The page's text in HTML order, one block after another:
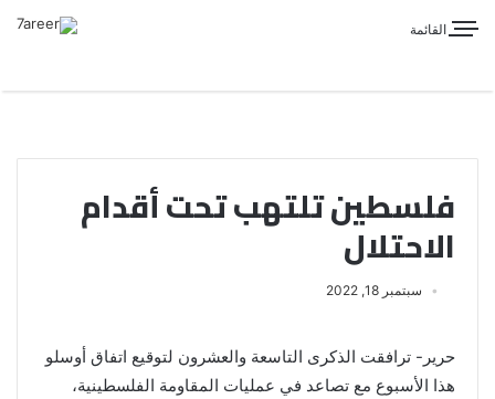
القائمة
فلسطين تلتهب تحت أقدام
الاحتلال
سبتمبر 18, 2022
حرير- ترافقت الذكرى التاسعة والعشرون لتوقيع اتفاق أوسلو
هذا الأسبوع مع تصاعد في عمليات المقاومة الفلسطينية،